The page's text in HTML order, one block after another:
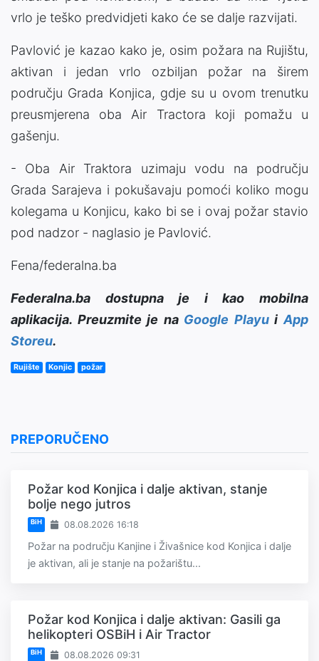
vrlo je teško predvidjeti kako će se dalje razvijati.
Pavlović je kazao kako je, osim požara na Rujištu,
aktivan i jedan vrlo ozbiljan požar na širem
području Grada Konjica, gdje su u ovom trenutku
preusmjerena oba Air Tractora koji pomažu u
gašenju.
- Oba Air Traktora uzimaju vodu na području
Grada Sarajeva i pokušavaju pomoći koliko mogu
kolegama u Konjicu, kako bi se i ovaj požar stavio
pod nadzor - naglasio je Pavlović.
Fena/federalna.ba
Federalna.ba dostupna je i kao mobilna
aplikacija. Preuzmite je na Google PlayuiApp
Storeu.
Rujište Konjic požar
PREPORUČENO
Požar kod Konjica i dalje aktivan, stanje
bolje nego jutros
BiH 08.08.2026 16:18
Požar na području Kanjine i Živašnice kod Konjica i dalje
je aktivan, ali je stanje na požarištu...
Požar kod Konjica i dalje aktivan: Gasili ga
helikopteri OSBiH i Air Tractor
BiH 08.08.2026 09:31